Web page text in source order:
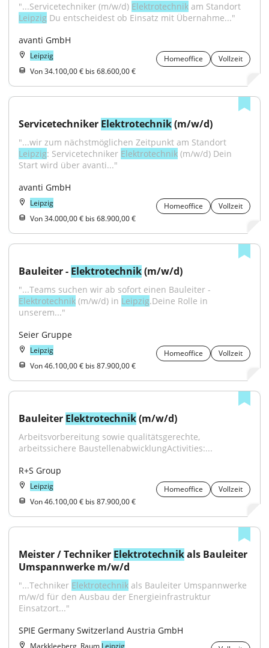
"...Servicetechniker (m/w/d) Elektrotechnik
Leipzig Du entscheidest ob Einsatz mit Übernahme..."
avanti GmbH
Leipzig Homeoffice
Vollzeit
Von 34.100,00 € bis 68.600,00 €
Servicetechniker Elektrotechnik (m/w/d)
Leipzig: Servicetechniker Elektrotechnik (m/w/d) Dein
Start wird über avanti..."
avanti GmbH
Leipzig Homeoffice
Vollzeit
Von 34.000,00 € bis 68.900,00 €
Bauleiter - Elektrotechnik (m/w/d)
Elektrotechnik (m/w/d) in Leipzig.Deine Rolle in
unserem..."
Seier Gruppe
Leipzig Homeoffice
Vollzeit
Von 46.100,00 € bis 87.900,00 €
Bauleiter Elektrotechnik (m/w/d)
Arbeitsvorbereitung sowie qualitätsgerechte,
arbeitssichere BaustellenabwicklungActivities:...
R+S Group
Leipzig Homeoffice
Vollzeit
Von 46.100,00 € bis 87.900,00 €
Meister / Techniker Elektrotechnik als Bauleiter
Umspannwerke m/w/d
"...Techniker Elektrotechnik als Bauleiter Umspannwerke
m/w/d für den Ausbau der Energieinfrastruktur
Einsatzort..."
SPIE Germany Switzerland Austria GmbH
Markkleeberg, Raum Leipzig